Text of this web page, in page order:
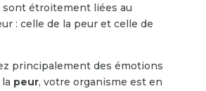
sont étroitement liées au
: celle de la peur et celle de
principalement des émotions
peur, votre organisme est en